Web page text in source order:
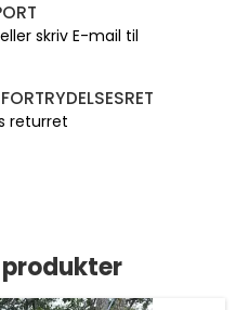
skriv E-mail til
returret